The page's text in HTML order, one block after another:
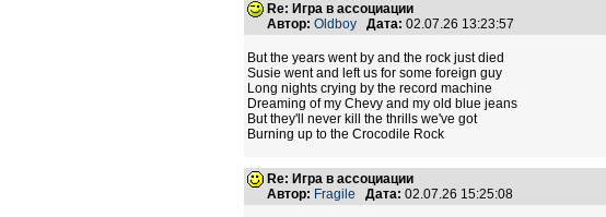
Re: Игра в ассоциации
Автор: Oldboy Дата: 02.07.26 13:23:57
But the years went by and the rock just died
Susie went and left us for some foreign guy
Long nights crying by the record machine
Dreaming of my Chevy and my old blue jeans
But they'll never kill the thrills we've got
Burning up to the Crocodile Rock
Re: Игра в ассоциации
Автор: Fragile Дата: 02.07.26 15:25:08